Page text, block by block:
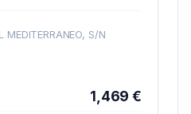
MEDITERRANEO, S/N
1,469 €